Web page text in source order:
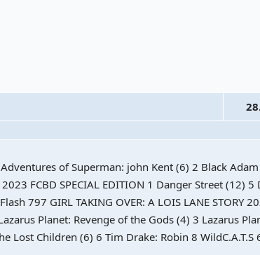
of Superman: john Kent (6) 2 Black Adam
FCBD SPECIAL EDITION 1 Danger Street (12) 5
797 GIRL TAKING OVER: A LOIS LANE STORY
Planet: Revenge of the Gods (4) 3 Lazarus
Lost Children (6) 6 Tim Drake: Robin 8